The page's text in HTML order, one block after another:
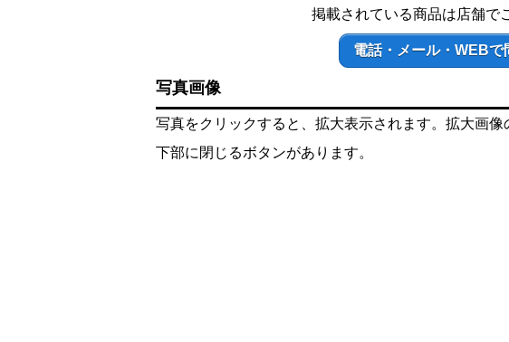
掲載されている商品は店舗で
電話・メール・WEBで
写真画像
写真をクリックすると、拡大表示されます。拡大画
下部に閉じるボタンがあります。